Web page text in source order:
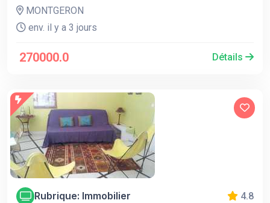
MONTGERON
env. il y a 3 jours
270000.0 Détails
Rubrique: Immobilier 4.8